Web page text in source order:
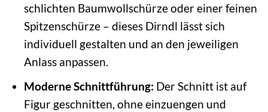
schlichten Baumwollschürze oder einer feinen
Spitzenschürze – dieses Dirndl lässt sich
individuell gestalten und an den jeweiligen
Anlass anpassen.
Moderne Schnittführung: Der Schnitt ist auf
Figur geschnitten, ohne einzuengen und